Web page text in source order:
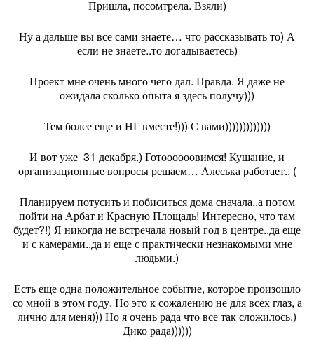
Пришла, посомтрела. Взяли)
Ну а дальше вы все сами знаете… что рассказывать то) А
если не знаете..то догадываетесь)
Проект мне очень много чего дал. Правда. Я даже не
ожидала сколько опыта я здесь получу)))
Тем более еще и НГ вместе!))) С вами)))))))))))))
И вот уже 31 декабря.) Готоооооовимся! Кушание, и
организационные вопросы решаем… Алеська работает.. (
Планируем потусить и побиситься дома сначала..а потом
пойти на Арбат и Красную Площадь! Интересно, что там
будет?!) Я никогда не встречала новый год в центре..да еще
и с камерами..да и еще с практически незнакомыми мне
людьми.)
Есть еще одна положительное событие, которое произошло
со мной в этом году. Но это к сожалению не для всех глаз, а
лично для меня))) Но я очень рада что все так сложилось.)
Дико рада))))))